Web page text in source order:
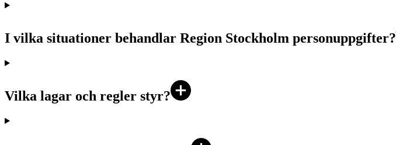
I vilka situationer behandlar Region Stockholm personuppgifter?
Vilka lagar och regler styr?